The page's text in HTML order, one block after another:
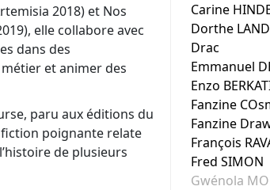
2018) et Nos
elle collabore avec
dans des
et animer des
paru aux éditions du
poignante relate
de plusieurs
Carine
Dorthe
Drac
Emmanuel
Enzo
Fanzine
Fanzine
François
Fred SIMON
Gwénola